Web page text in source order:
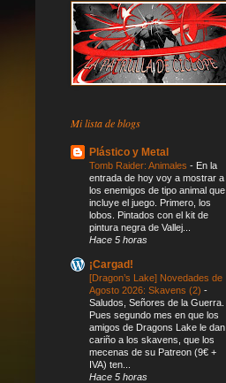
Mi lista de blogs
Plástico y Metal
Tomb Raider: Animales - En la
entrada de hoy voy a mostrar a
los enemigos de tipo animal que
incluye el juego. Primero, los
lobos. Pintados con el kit de
pintura negra de Vallej...
Hace 5 horas
¡Cargad!
[Dragon’s Lake] Novedades de
Agosto 2026: Skavens (2) -
Saludos, Señores de la Guerra.
Pues segundo mes en que los
amigos de Dragons Lake le dan
cariño a los skavens, que los
mecenas de su Patreon (9€ +
IVA) ten...
Hace 5 horas